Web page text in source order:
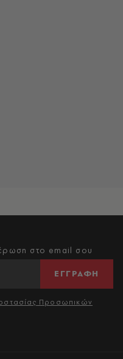
στο email σου
ΕΓΓΡΑΦΗ
Προσωπικών